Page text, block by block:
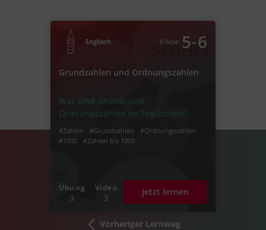
Vorheriger Lernweg
Englisch Klasse 5‐6
Grundzahlen und Ordnungszahlen
Was sind Grund- und
Ordnungszahlen im Englischen?
#Zahlen #Grundzahlen
#Ordnungszahlen
#1000
#Zahlen bis 1000
Übung
3
Video
3
Jetzt lernen